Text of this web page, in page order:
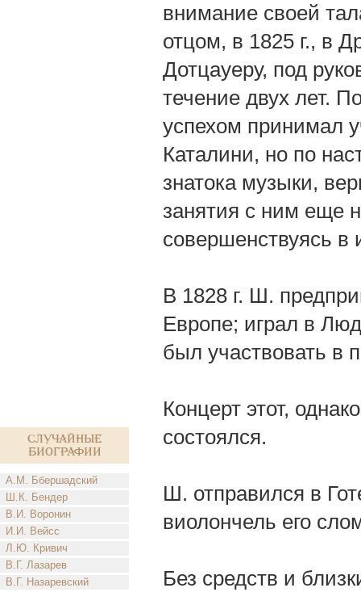
Случайные
биографии
А.М. Ббершадский
Ш.К. Бендер
В.И. Воронин
И.И. Вейсс
Л.Ю. Кривич
В.Г. Лазарев
В.Г. Назаревский
внимание своей
отцом, в 1825 г., в
Дотцауеру, под
течение двух лет.
успехом принимал
Каталини, но по
знатока музыки,
занятия с ним еще
совершенствуясь в
В 1828 г. Ш.
Европе; играл в
был участвовать в
Концерт этот,
состоялся.
Ш. отправился в
виолончель его
Без средств и